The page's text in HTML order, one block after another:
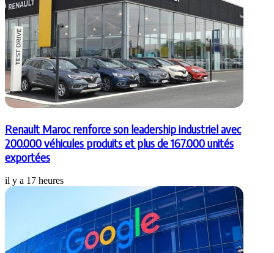
Renault Maroc renforce son leadership industriel avec
200.000 véhicules produits et plus de 167.000 unités
exportées
il y a 17 heures